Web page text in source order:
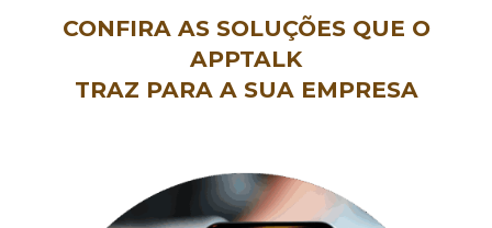
CONFIRA AS SOLUÇÕES QUE O
APPTALK
TRAZ PARA A SUA EMPRESA